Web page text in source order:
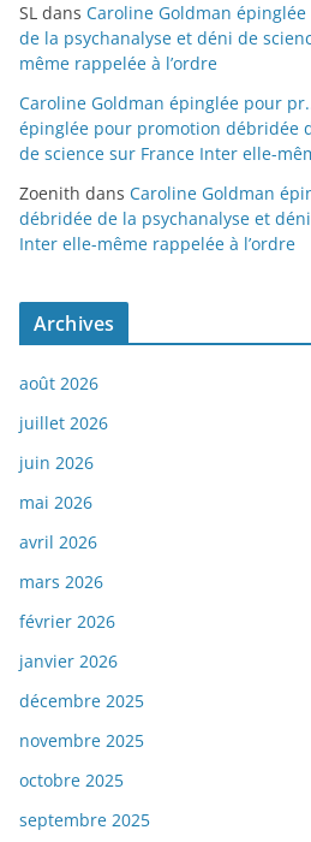
SL dans Caroline Goldman
de la psychanalyse et déni de
même rappelée à l’ordre
Caroline Goldman épinglée pour
épinglée pour promotion débridée
de science sur France Inter elle-
Zoenith dans Caroline Goldman
débridée de la psychanalyse et
Inter elle-même rappelée à l’ordre
Archives
août 2026
juillet 2026
juin 2026
mai 2026
avril 2026
mars 2026
février 2026
janvier 2026
décembre 2025
novembre 2025
octobre 2025
septembre 2025